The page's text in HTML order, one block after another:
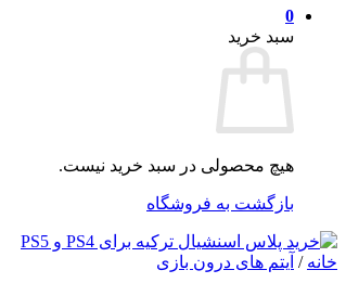
0
سبد خرید
هیچ محصولی در سبد خرید نیست.
بازگشت به فروشگاه
خانه / آیتم های درون بازی